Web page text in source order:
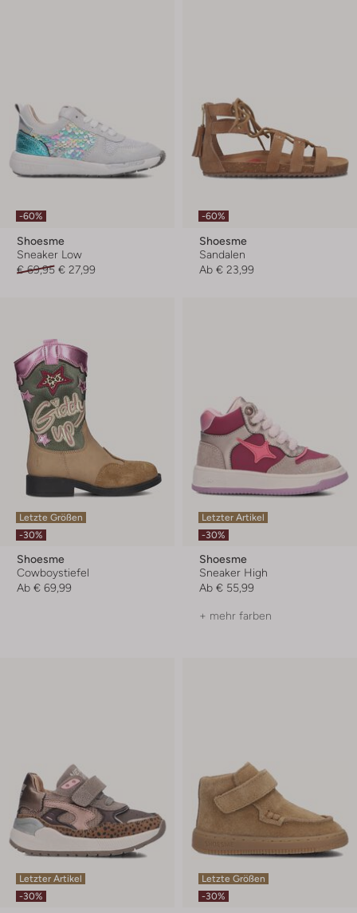
-60%
Shoesme
Sneaker Low
€ 69,95 € 27,99
-60%
Shoesme
Sandalen
Ab € 23,99
Letzte Größen
-30%
Shoesme
Cowboystiefel
Ab € 69,99
Letzter Artikel
-30%
Shoesme
Sneaker High
Ab € 55,99
+ mehr farben
Letzter Artikel
-30%
Letzte Größen
-30%